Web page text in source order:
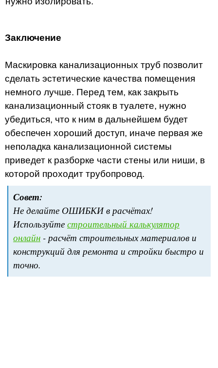
Заключение
Маскировка канализационных труб позволит
сделать эстетические качества помещения
немного лучше. Перед тем, как закрыть
канализационный стояк в туалете, нужно
убедиться, что к ним в дальнейшем будет
обеспечен хороший доступ, иначе первая же
неполадка канализационной системы
приведет к разборке части стены или ниши, в
которой проходит трубопровод.
Совет:
Не делайте ОШИБКИ в расчётах!
Используйте строительный калькулятор
онлайн - расчёт строительных материалов и
конструкций для ремонта и стройки быстро и
точно.